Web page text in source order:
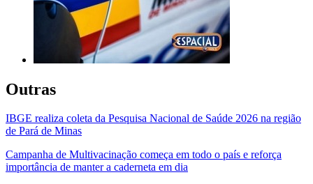
Outras
IBGE realiza coleta da Pesquisa Nacional de Saúde 2026 na região
de Pará de Minas
Campanha de Multivacinação começa em todo o país e reforça
importância de manter a caderneta em dia